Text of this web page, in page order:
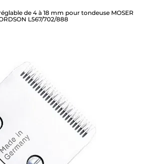
de 4 à 18 mm pour tondeuse MOSER
L567/702/888